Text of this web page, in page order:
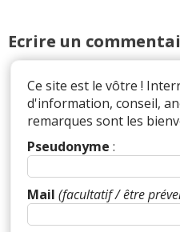
Sinon tout à fait d'accord
rendement quoique je
ParAdmin
(2024-12-19 09:10:55)
Ecrire un
Ce site est le vôtre !
d'information, conseil,
remarques sont les
Pseudonyme :
Mail (facultatif / être